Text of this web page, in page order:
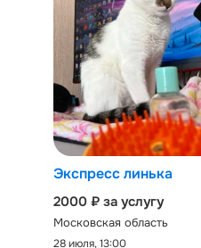
Экспресс линька
2000 ₽ за услугу
Московская область
28 июля, 13:00